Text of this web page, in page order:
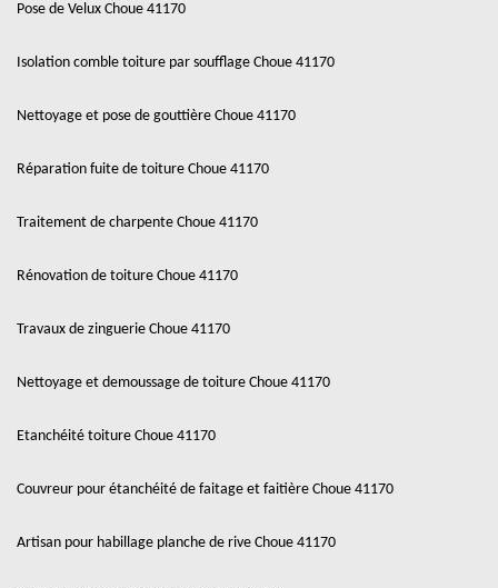
Pose de Velux Choue 41170
Isolation comble toiture par soufflage Choue 41170
Nettoyage et pose de gouttière Choue 41170
Réparation fuite de toiture Choue 41170
Traitement de charpente Choue 41170
Rénovation de toiture Choue 41170
Travaux de zinguerie Choue 41170
Nettoyage et demoussage de toiture Choue 41170
Etanchéité toiture Choue 41170
Couvreur pour étanchéité de faitage et faitière Choue 41170
Artisan pour habillage planche de rive Choue 41170